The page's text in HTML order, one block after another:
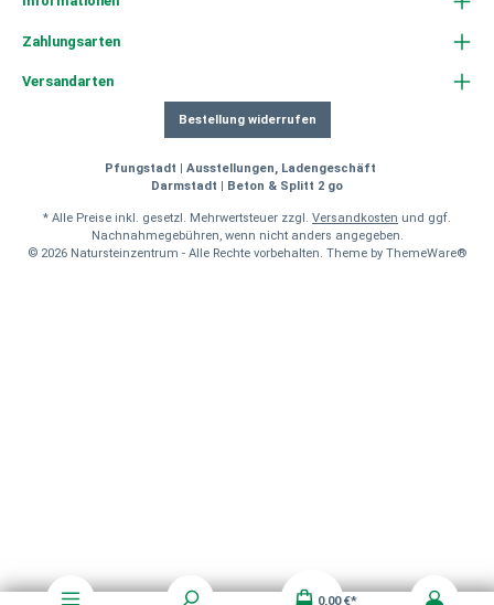
0,00 €*
Zahlungsarten
Versandarten
Bestellung widerrufen
Pfungstadt | Ausstellungen, Ladengeschäft
Darmstadt | Beton & Splitt 2 go
* Alle Preise inkl. gesetzl. Mehrwertsteuer zzgl. Versandkosten und ggf.
Nachnahmegebühren, wenn nicht anders angegeben.
© 2026 Natursteinzentrum - Alle Rechte vorbehalten. Theme by ThemeWare®